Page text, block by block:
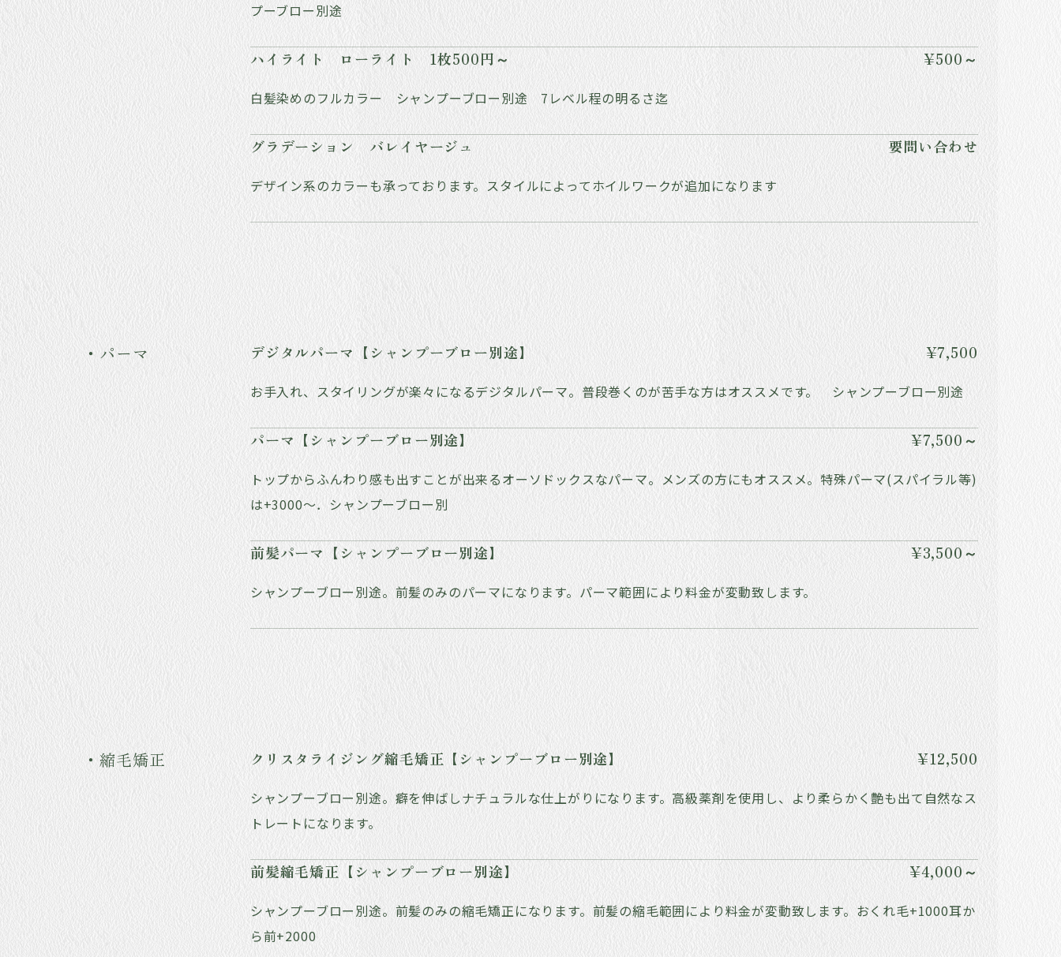
プーブロー別途
ハイライト ローライト 1枚500円～ ¥500～
白髪染めのフルカラー シャンプーブロー別途 7レベル程の明るさ迄
グラデーション バレイヤージュ 要問い合わせ
デザイン系のカラーも承っております。スタイルによってホイルワークが追加になります
・パーマ デジタルパーマ【シャンプーブロー別途】 ¥7,500
お手入れ、スタイリングが楽々になるデジタルパーマ。普段巻くのが苦手な方はオススメです。 シャンプーブロー別途
パーマ【シャンプーブロー別途】 ¥7,500～
トップからふんわり感も出すことが出来るオーソドックスなパーマ。メンズの方にもオススメ。特殊パーマ(スパイラル等)
は+3000～．シャンプーブロー別
前髪パーマ【シャンプーブロー別途】 ¥3,500～
シャンプーブロー別途。前髪のみのパーマになります。パーマ範囲により料金が変動致します。
・縮毛矯正 クリスタライジング縮毛矯正【シャンプーブロー別途】 ¥12,500
シャンプーブロー別途。癖を伸ばしナチュラルな仕上がりになります。高級薬剤を使用し、より柔らかく艶も出て自然なス
トレートになります。
前髪縮毛矯正【シャンプーブロー別途】 ¥4,000～
シャンプーブロー別途。前髪のみの縮毛矯正になります。前髪の縮毛範囲により料金が変動致します。おくれ毛+1000耳か
ら前+2000